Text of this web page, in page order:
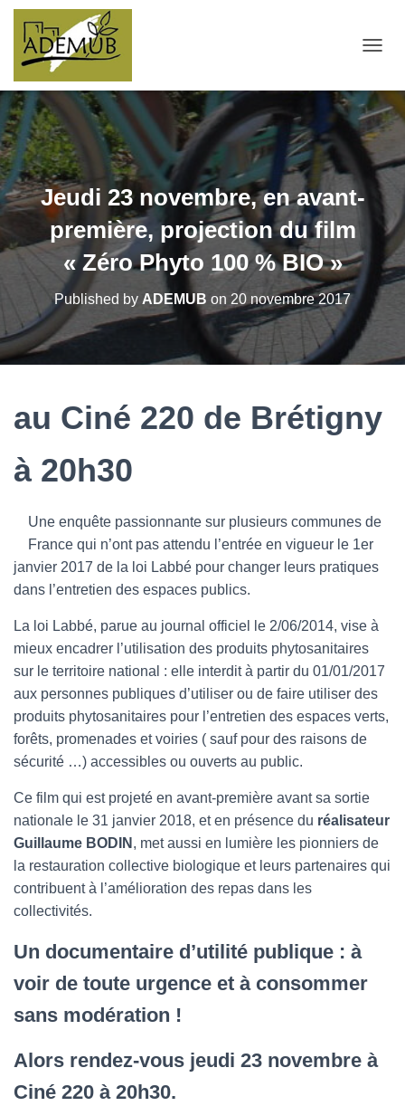
Jeudi 23 novembre, en avant-
première, projection du film
« Zéro Phyto 100 % BIO »
Published by ADEMUB on 20 novembre 2017
au Ciné 220 de Brétigny
à 20h30
Une enquête passionnante sur plusieurs communes de
France qui n’ont pas attendu l’entrée en vigueur le 1er
janvier 2017 de la loi Labbé pour changer leurs pratiques
dans l’entretien des espaces publics.
La loi Labbé, parue au journal officiel le 2/06/2014, vise à
mieux encadrer l’utilisation des produits phytosanitaires
sur le territoire national : elle interdit à partir du 01/01/2017
aux personnes publiques d’utiliser ou de faire utiliser des
produits phytosanitaires pour l’entretien des espaces verts,
forêts, promenades et voiries ( sauf pour des raisons de
sécurité …) accessibles ou ouverts au public.
Ce film qui est projeté en avant-première avant sa sortie
nationale le 31 janvier 2018, et en présence du réalisateur
Guillaume BODIN , met aussi en lumière les pionniers de
la restauration collective biologique et leurs partenaires qui
contribuent à l’amélioration des repas dans les
collectivités.
Un documentaire d’utilité publique : à
voir de toute urgence et à consommer
sans modération !
Alors rendez-vous jeudi 23 novembre à
Ciné 220 à 20h30.